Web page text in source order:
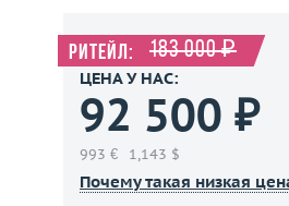
Ритейл: 183 000 ₽
ЦЕНА У НАС:
92 500 ₽
993 € 1,143 $
Почему такая низкая